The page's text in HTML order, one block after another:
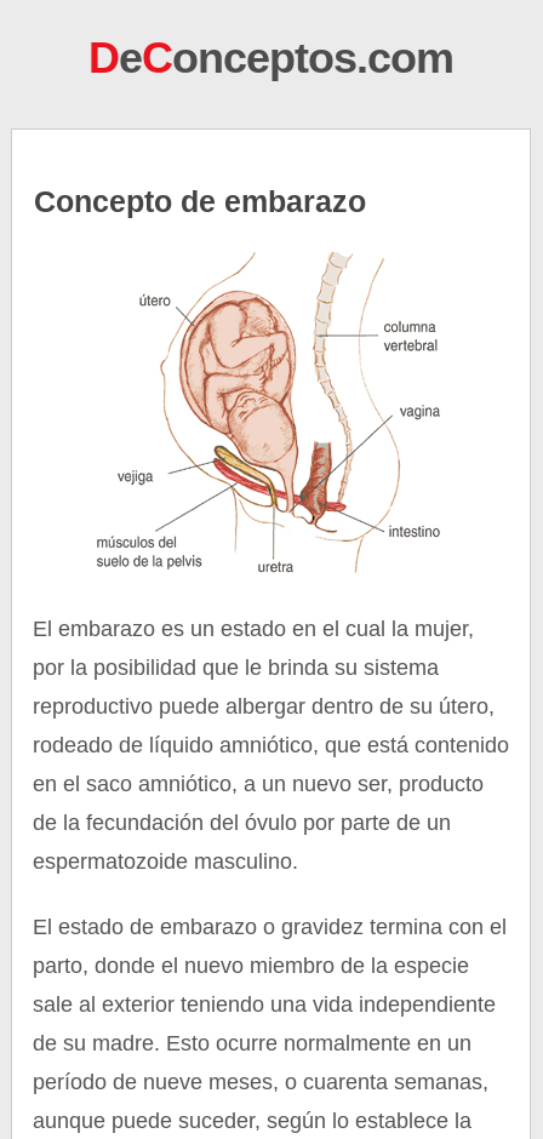
DeConceptos.com
Concepto de embarazo
El embarazo es un estado en el cual la mujer,
por la posibilidad que le brinda su sistema
reproductivo puede albergar dentro de su útero,
rodeado de líquido amniótico, que está contenido
en el saco amniótico, a un nuevo ser, producto
de la fecundación del óvulo por parte de un
espermatozoide masculino.
El estado de embarazo o gravidez termina con el
parto, donde el nuevo miembro de la especie
sale al exterior teniendo una vida independiente
de su madre. Esto ocurre normalmente en un
período de nueve meses, o cuarenta semanas,
aunque puede suceder, según lo establece la